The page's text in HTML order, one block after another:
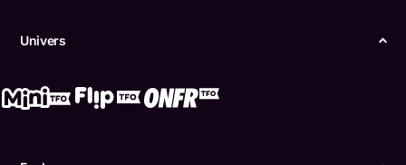
Univers
Boukili